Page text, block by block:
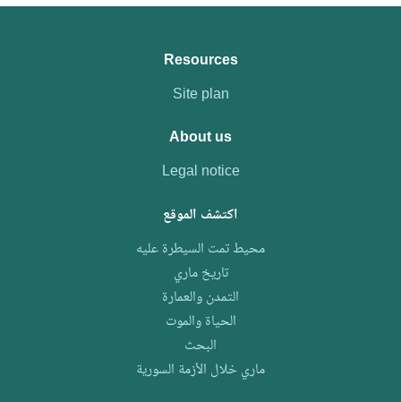
Resources
Site plan
About us
Legal notice
اكتشف الموقع
محيط تمت السيطرة عليه
تاريخ ماري
التمدن والعمارة
الحياة والموت
البحث
ماري خلال الأزمة السورية